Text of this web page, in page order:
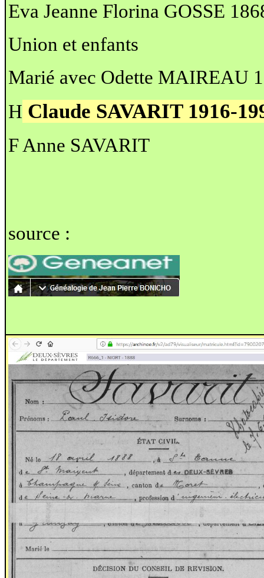
Eva Jeanne Florina GOSSE
Union et enfants
Marié avec Odette MAIREAU
H Claude SAVARIT 1916-
F Anne SAVARIT
source :